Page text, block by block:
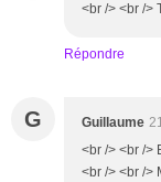
<br /> <br />
Répondre
G Guillaume
<br /> <br />
<br /> <br />